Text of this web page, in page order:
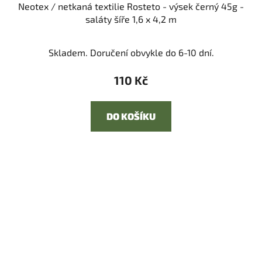
Neotex / netkaná textilie Rosteto - výsek černý 45g -
saláty šíře 1,6 x 4,2 m
Skladem. Doručení obvykle do 6-10 dní.
110 Kč
DO KOŠÍKU